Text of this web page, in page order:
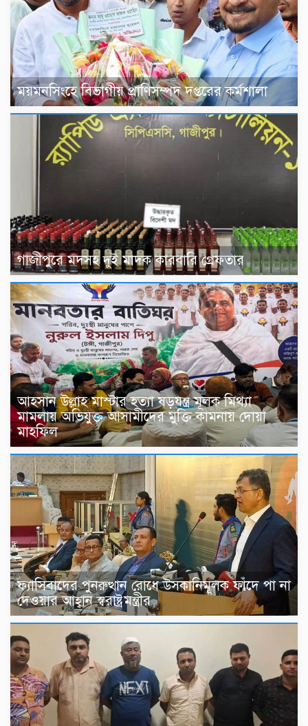
ময়মনসিংহে বিভাগীয় প্রাণিসম্পদ দপ্তরের কর্মশালা
গাজীপুরে মদসহ দুই মাদক কারবারি গ্রেফতার
আহসান উল্লাহ মাস্টার হত্যা ষড়যন্ত্র মূলক মিথ্যা
মামলায় অভিযুক্ত আসামীদের মুক্তি কামনায় দোয়া
মাহফিল
ফ্যাসিবাদের পুনরুত্থান রোধে উসকানিমূলক ফাঁদে পা না
দেওয়ার আহ্বান স্বরাষ্ট্রমন্ত্রীর